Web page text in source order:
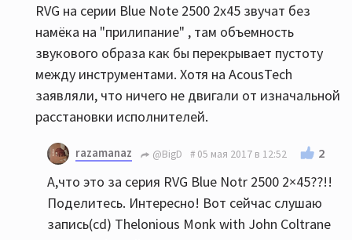
RVG на серии Blue Note 2500 2x45 звучат без
намёка на "прилипание" , там объемность
звукового образа как бы перекрывает пустоту
между инструментами. Хотя на AcousTech
заявляли, что ничего не двигали от изначальной
расстановки исполнителей.
razamanaz @BigD 05 мая 2017 в 12:52 2
А,что это за серия RVG Blue Notr 2500 2×45??!!
Поделитесь. Интересно! Вот сейчас слушаю
запись(cd) Thelonious Monk with John Coltrane